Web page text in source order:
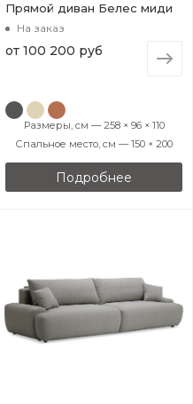
Прямой диван Белес миди
На заказ
от 100 200 руб
Размеры, см — 258 × 96 × 110
Спальное место, см — 150 × 200
Подробнее